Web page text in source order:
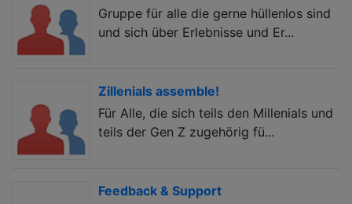
Gruppe für alle die gerne hüllenlos sind
und sich über Erlebnisse und Er...
Zillenials assemble!
Für Alle, die sich teils den Millenials und
teils der Gen Z zugehörig fü...
Feedback & Support